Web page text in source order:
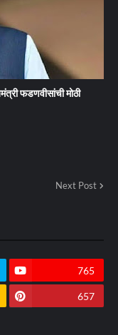
फडणवीसांची मोठी
Next Post
765
657